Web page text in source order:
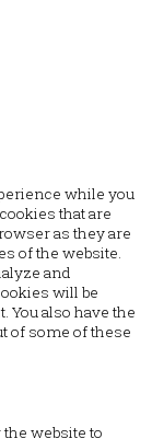
while you
that are
as they are
of the website.
and
will be
also have the
of some of these
website to